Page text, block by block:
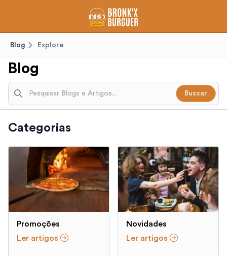
Blog Explore
Blog
Buscar
Categorias
Promoções
Ler artigos
Novidades
Ler artigos